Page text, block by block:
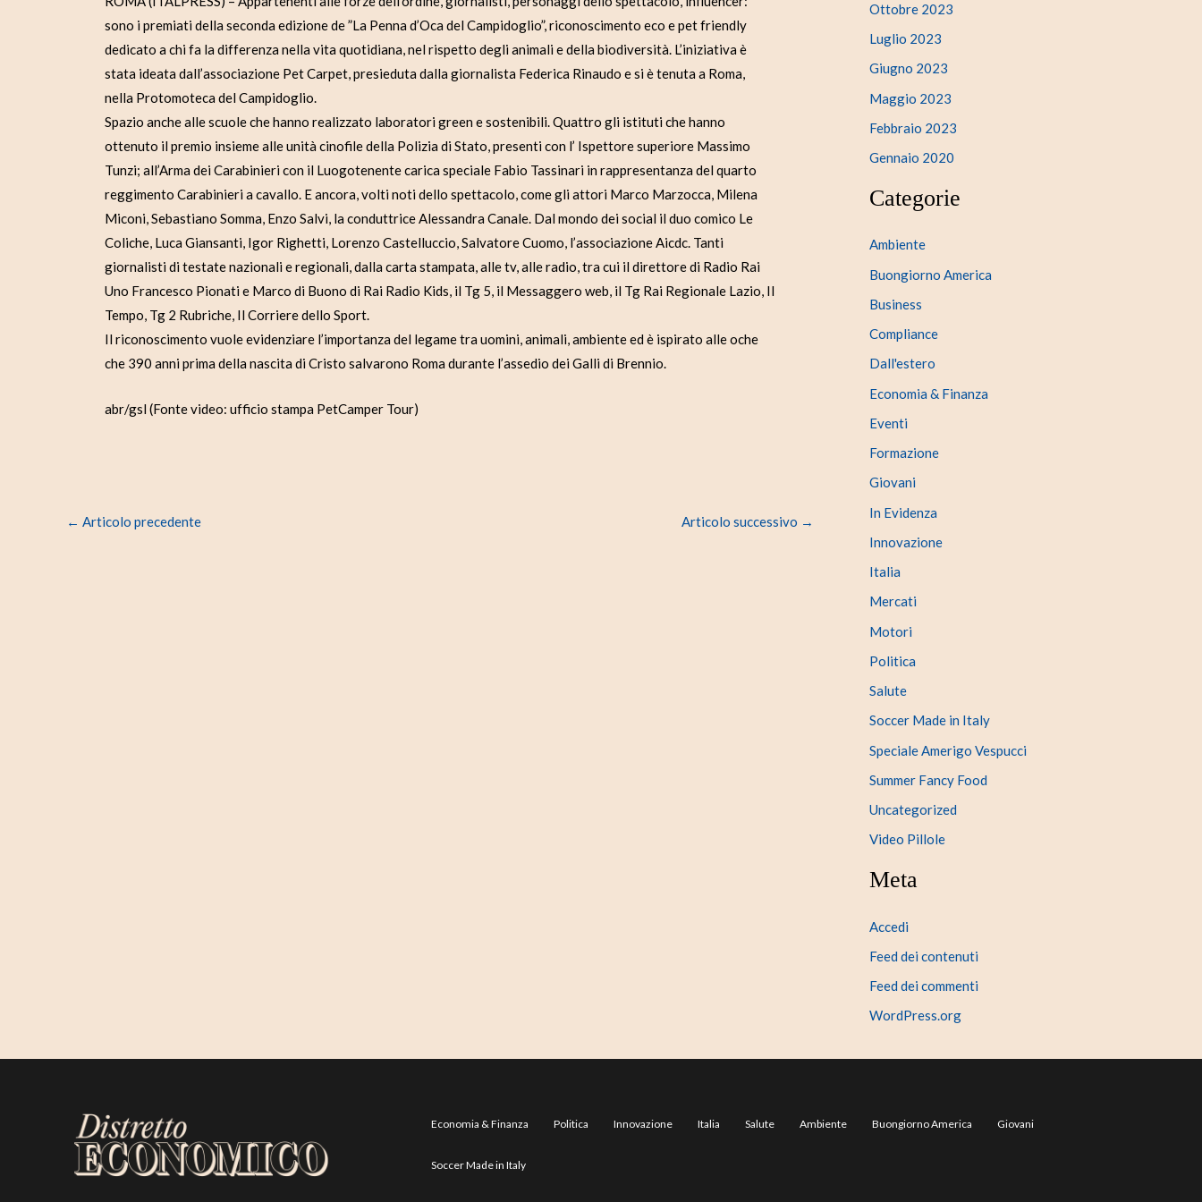
sono i premiati della seconda edizione de ”La Penna d’Oca del Campidoglio”, riconoscimento eco e pet friendly
dedicato a chi fa la differenza nella vita quotidiana, nel rispetto degli animali e della biodiversità. L’iniziativa è
stata ideata dall’associazione Pet Carpet, presieduta dalla giornalista Federica Rinaudo e si è tenuta a Roma,
nella Protomoteca del Campidoglio.
Spazio anche alle scuole che hanno realizzato laboratori green e sostenibili. Quattro gli istituti che hanno
ottenuto il premio insieme alle unità cinofile della Polizia di Stato, presenti con l’ Ispettore superiore Massimo
Tunzi; all’Arma dei Carabinieri con il Luogotenente carica speciale Fabio Tassinari in rappresentanza del quarto
reggimento Carabinieri a cavallo. E ancora, volti noti dello spettacolo, come gli attori Marco Marzocca, Milena
Miconi, Sebastiano Somma, Enzo Salvi, la conduttrice Alessandra Canale. Dal mondo dei social il duo comico Le
Coliche, Luca Giansanti, Igor Righetti, Lorenzo Castelluccio, Salvatore Cuomo, l’associazione Aicdc. Tanti
giornalisti di testate nazionali e regionali, dalla carta stampata, alle tv, alle radio, tra cui il direttore di Radio Rai
Uno Francesco Pionati e Marco di Buono di Rai Radio Kids, il Tg 5, il Messaggero web, il Tg Rai Regionale Lazio, Il
Tempo, Tg 2 Rubriche, Il Corriere dello Sport.
Il riconoscimento vuole evidenziare l’importanza del legame tra uomini, animali, ambiente ed è ispirato alle oche
che 390 anni prima della nascita di Cristo salvarono Roma durante l’assedio dei Galli di Brennio.
abr/gsl (Fonte video: ufficio stampa PetCamper Tour)
← Articolo precedente Articolo successivo →
Ottobre 2023
Luglio 2023
Giugno 2023
Maggio 2023
Febbraio 2023
Gennaio 2020
Categorie
Ambiente
Buongiorno America
Business
Compliance
Dall'estero
Economia & Finanza
Eventi
Formazione
Giovani
In Evidenza
Innovazione
Italia
Mercati
Motori
Politica
Salute
Soccer Made in Italy
Speciale Amerigo Vespucci
Summer Fancy Food
Uncategorized
Video Pillole
Meta
Accedi
Feed dei contenuti
Feed dei commenti
WordPress.org
Economia & Finanza Politica Innovazione Italia Salute Ambiente Buongiorno America Giovani
Soccer Made in Italy